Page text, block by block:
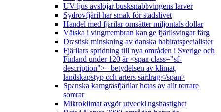
UV-ljus avslöjar busksnabbvingens larver
Sydrovfjäril har smak för stadslivet
Handel med fjärilar omsätter miljontals dollar
Vätska i vingmembran kan ge fjärilsvingar färg
Drastisk minskning av danska habitatspecialister
Fjärilars spridning till nya områden i Sverige och
Finland under 120 år <span class="sf-
description">– betydelsen av klimat,
landskapstyp och arters särdrag</span>
Spanska kamgräsfjärilar hotas av allt torrare
somrar
Mikroklimat avgör utvecklingshastighet